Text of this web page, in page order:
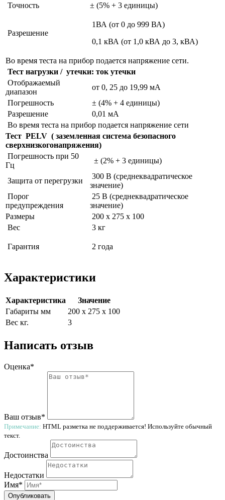
Точность ± (5% + 3 единицы)
Разрешение
1ВА (от 0 до 999 ВА)
0,1 кВА (от 1,0 кВА до 3, кВА)
Во время теста на прибор подается напряжение сети.
Тест нагрузки / утечки: ток утечки
Отображаемый
диапазон
от 0, 25 до 19,99 мА
Погрешность
± (4% + 4 единицы)
Разрешение
0,01 мА
Во время теста на прибор подается напряжение сети
Тест PELV ( заземленная система безопасного
сверхнизкогонапряжения)
Погрешность при 50
Гц
± (2% + 3 единицы)
Защита от перегрузки
300 В (среднеквадратическое
значение)
Порог
предупреждения
25 В (среднеквадратическое
значение)
Размеры
200 х 275 х 100
Вес
3 кг
Гарантия 2 года
Характеристики
Характеристика
Значение
Габариты мм
200 х 275 х 100
Вес кг.
3
Написать отзыв
Оценка*
Ваш отзыв*
Примечание: HTML разметка не поддерживается! Используйте обычный
текст.
Достоинства
Недостатки
Имя*
Опубликовать